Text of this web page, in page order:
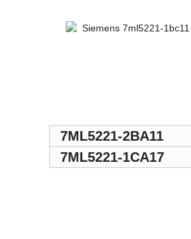
7ML5221-2BA11
7ML5221-1CA17